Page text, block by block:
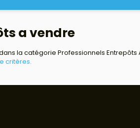
a vendre
la catégorie Professionnels
critères.